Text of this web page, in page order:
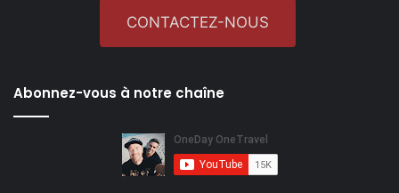
CONTACTEZ-NOUS
Abonnez-vous à notre chaîne